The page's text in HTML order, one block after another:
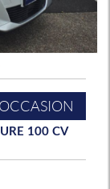
OCCASION
100 CV